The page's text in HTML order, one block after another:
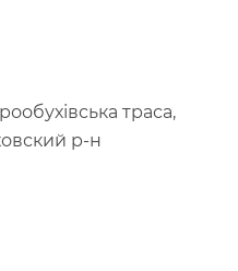
траса,
р-н